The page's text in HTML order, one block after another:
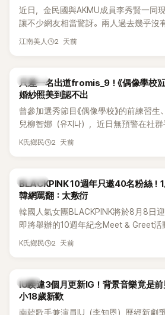
近日，金民國與AKMU成員李秀賢一同
讓不少網友相當驚訝。兩人過去幾乎沒
起踏上瑞士之旅，也讓粉絲紛紛好奇：「
江南美人 2 天前
K-POP
只差一名出道fromis_9！《偶像學校
婚紗照美到認不出
曾參加選秀節目《偶像學校》的前練習
兒柳智娜（유지나），近日無預警在社
照，親自宣布即將步入婚姻，消息曝光
K氏鄉民 2 天前
K-POP
BLACKPINK 10週年只邀40名粉絲！
韓網罵翻：太敷衍
韓國人氣女團BLACKPINK將於8月8日
即將舉辦的10週年紀念Meet & Greet活
合體。根據韓媒《MyDaily》7日報導，
K氏鄉民 2 天前
韓星
IU睽違3個月更新IG！背景音樂竟是
小18歲新歡
南韓歌手兼演員IU（李知恩）歷經新劇